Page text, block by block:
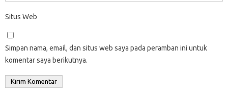
Situs Web
Simpan nama, email, dan situs web saya pada peramban ini untuk
komentar saya berikutnya.